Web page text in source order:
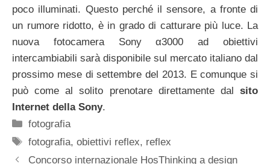
poco illuminati. Questo perché il sensore, a fronte di
un rumore ridotto, è in grado di catturare più luce. La
nuova fotocamera Sony α3000 ad obiettivi
intercambiabili sarà disponibile sul mercato italiano dal
prossimo mese di settembre del 2013. E comunque si
può come al solito prenotare direttamente dal sito
Internet della Sony.
Categorie
fotografia
Tag
fotografia,obiettivi reflex, reflex
Concorso internazionale HosThinking a design